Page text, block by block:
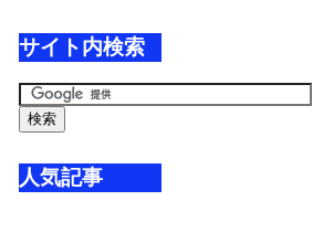
サイト内検索
人気記事